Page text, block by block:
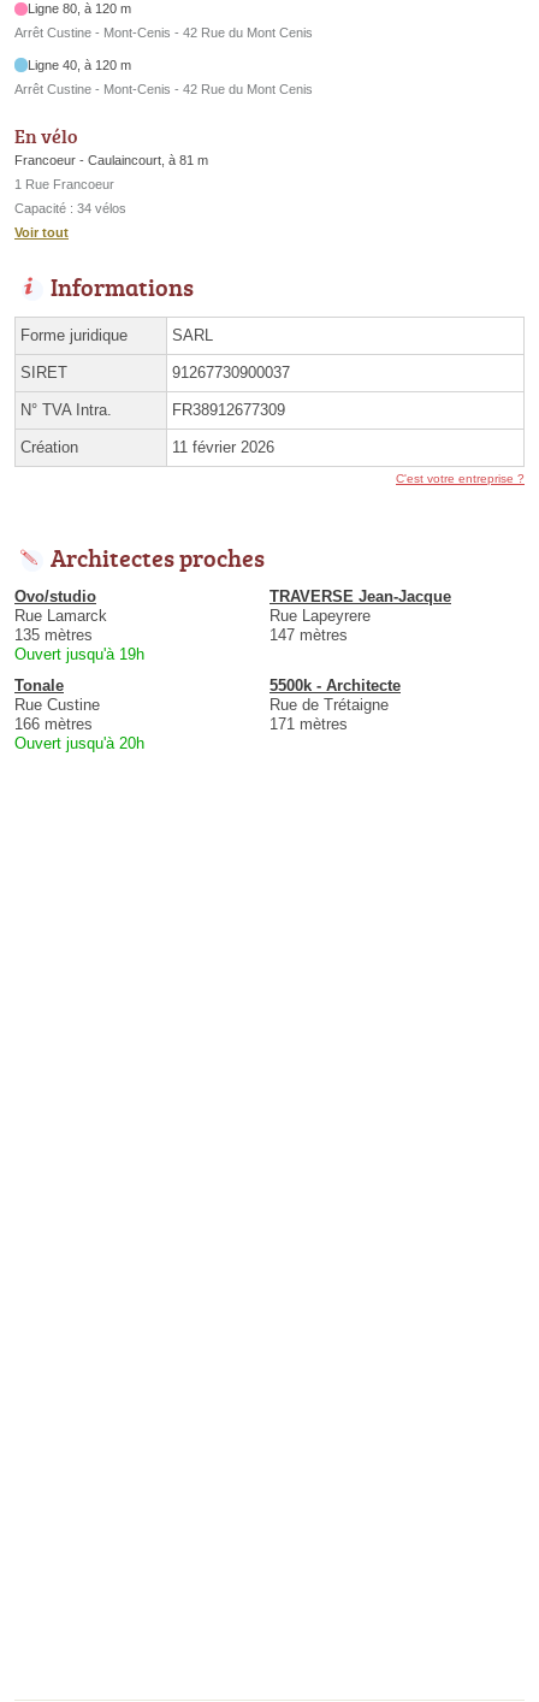
Ligne 80, à 120 m
Arrêt Custine - Mont-Cenis - 42 Rue du Mont Cenis
Ligne 40, à 120 m
Arrêt Custine - Mont-Cenis - 42 Rue du Mont Cenis
En vélo
Francoeur - Caulaincourt, à 81 m
1 Rue Francoeur
Capacité : 34 vélos
Voir tout
Informations
Forme juridique SARL
SIRET 91267730900037
N° TVA Intra. FR38912677309
Création 11 février 2026
C'est votre entreprise ?
Architectes proches
Ovo/studio
Rue Lamarck
135 mètres
Ouvert jusqu'à 19h
TRAVERSE Jean-Jacque
Rue Lapeyrere
147 mètres
Tonale
Rue Custine
166 mètres
Ouvert jusqu'à 20h
5500k - Architecte
Rue de Trétaigne
171 mètres